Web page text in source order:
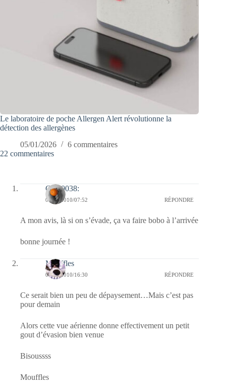
Le laboratoire de poche Allergen Alert révolutionne la
détection des allergènes
05/01/2026
6 commentaires
22 commentaires
Clo :0038:
06/05/2010/07:52 RÉPONDRE
A mon avis, là si on s’évade, ça va faire bobo à l’arrivée
bonne journée !
Mouffles
04/05/2010/16:30 RÉPONDRE
Ce serait bien un peu de dépaysement…Mais c’est pas
pour demain
Alors cette vue aérienne donne effectivement un petit
gout d’évasion bien venue
Bisoussss
Mouffles